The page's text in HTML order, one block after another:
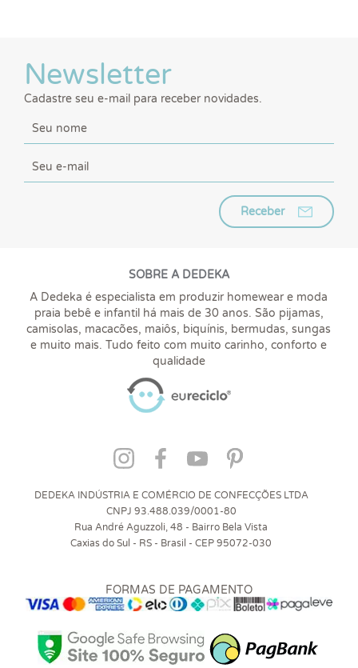
Newsletter
Cadastre seu e-mail para receber novidades.
Receber
SOBRE A DEDEKA
A Dedeka é especialista em produzir homewear e moda
praia bebê e infantil há mais de 30 anos. São pijamas,
camisolas, macacões, maiôs, biquínis, bermudas, sungas
e muito mais. Tudo feito com muito carinho, conforto e
qualidade
DEDEKA INDÚSTRIA E COMÉRCIO DE CONFECÇÕES LTDA
CNPJ 93.488.039/0001-80
Rua André Aguzzoli, 48 - Bairro Bela Vista
Caxias do Sul - RS - Brasil - CEP 95072-030
FORMAS DE PAGAMENTO